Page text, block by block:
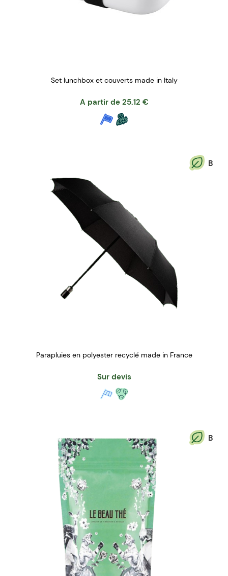
Set lunchbox et couverts made in Italy
A partir de 25.12 €
B
Parapluies en polyester recyclé made in France
Sur devis
B